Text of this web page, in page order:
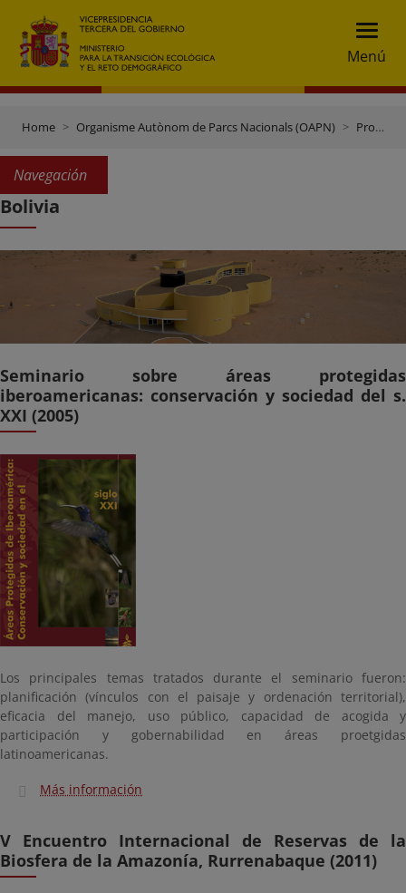
Menú
Home Organisme Autònom de Parcs Nacionals (OAPN) Projectes de cooperació
Navegación
Bolivia
Seminario sobre áreas protegidas
iberoamericanas: conservación y sociedad del s.
XXI (2005)
Los principales temas tratados durante el seminario fueron:
planificación (vínculos con el paisaje y ordenación territorial),
eficacia del manejo, uso público, capacidad de acogida y
participación y gobernabilidad en áreas proetgidas
latinoamericanas.
Más información
V Encuentro Internacional de Reservas de la
Biosfera de la Amazonía, Rurrenabaque (2011)